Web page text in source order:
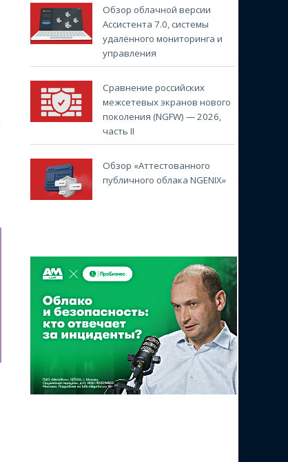
Обзор облачной версии
Ассистента 7.0, системы
удалённого мониторинга и
управления
Сравнение российских
межсетевых экранов нового
поколения (NGFW) — 2026,
часть II
Обзор «Аттестованного
публичного облака NGENIX»